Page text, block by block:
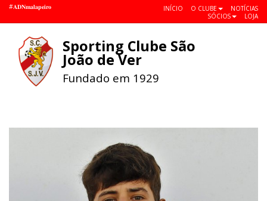
#𝐀𝐃𝐍𝐦𝐚𝐥𝐚𝐩𝐞𝐢𝐫𝐨 INÍCIO O CLUBE
NOTÍCIAS
SÓCIOS
LOJA
Sporting Clube São
João de Ver
Fundado em 1929